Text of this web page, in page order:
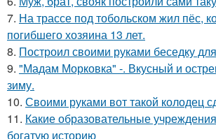
7. На трассе под тобольском жил пёс,
погибшего хозяина 13 лет.
8. Построил своими руками беседку
9. "Мадам Морковка" -. Вкусный и
зиму.
10. Своими руками вот такой колодец
11. Какие образовательные
богатую историю